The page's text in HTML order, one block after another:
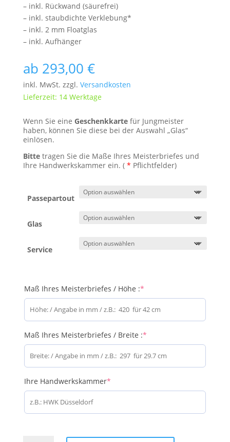
– inkl. Rückwand (säurefrei)
– inkl. staubdichte Verklebung*
– inkl. 2 mm Floatglas
– inkl. Aufhänger
ab 293,00 €
inkl. MwSt. zzgl. Versandkosten
Lieferzeit: 14 Werktage
Wenn Sie eine Geschenkkartefür Jungmeister
haben, können Sie diese bei der Auswahl „Glas“
einlösen.
Bittetragen Sie die Maße Ihres Meisterbriefes und
Ihre Handwerkskammer ein. ( * Pflichtfelder)
Passepartout
Glas
Service
Maß Ihres Meisterbriefes / Höhe :*(required)
Maß Ihres Meisterbriefes / Breite :*(required)
Ihre Handwerkskammer*(required)